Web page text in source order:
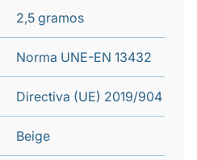
2,5 gramos
Norma UNE-EN 13432
Directiva (UE) 2019/904
Beige